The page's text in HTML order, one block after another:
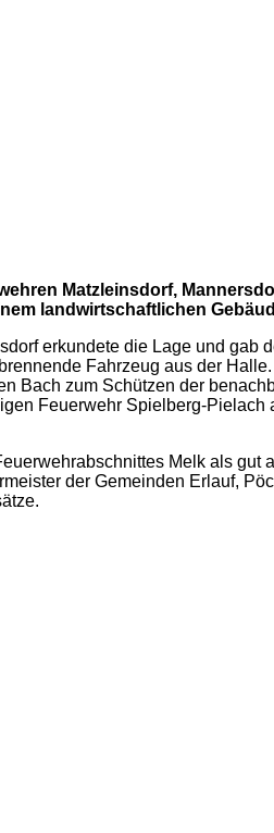
Matzleinsdorf,
landwirtschaftlichen
erkundete die Lage und gab
Fahrzeug aus der
Bach zum Schützen der
Feuerwehr Spielberg-Pielach
Melk als gut
der Gemeinden Erlauf,